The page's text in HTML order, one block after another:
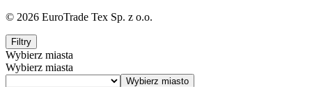
© 2026 EuroTrade Tex Sp. z o.o.
Filtry
Wybierz miasta
Wybierz miasta